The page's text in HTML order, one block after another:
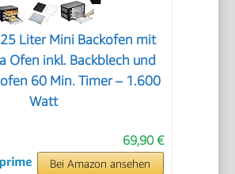
Liter Mini Backofen mit
Ofen inkl. Backblech und
60 Min. Timer – 1.600
Watt
69,90 €
Bei Amazon ansehen